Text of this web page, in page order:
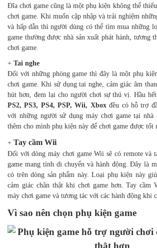
Đĩa chơi game cũng là một phụ kiện không thể
chơi game. Khi muốn cập nhập và trải nghiệm
và hấp dẫn thì người dùng có thể tìm mua những
game thường được nhà sản xuất phát hành, tương
chơi game.
+ Tai nghe
Đối với những phòng game thì đây là một phụ
chơi game. Khi sử dụng tai nghe, cảm giác âm
hút hơn, đem lại cho người chơi sự thú vị. Hầu
PS2, PS3, PS4, PSP, Wii, Xboxđều có hỗ trợ
với những người sử dụng máy chơi game tại nhà
thêm cho mình phụ kiện này để chơi game được tốt
+ Tay cầm Wii
Đối với dòng máy chơi game Wii sẽ có remote và
game mang tính di chuyển và hành động. Đây là
có trên dòng sản phẩm này. Loại phụ kiện này
cảm giác chân thật khi chơi game hơn. Tay
máy chơi game và tương tác với các hành động khi
Vì sao nên chọn phụ kiện game